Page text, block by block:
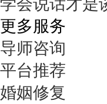
学会说话才是
更多服务
导师咨询
平台推荐
婚姻修复